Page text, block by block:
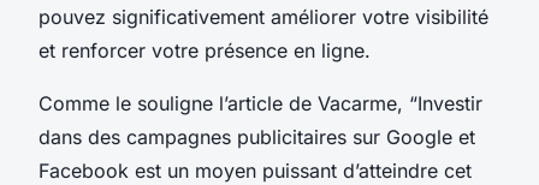
pouvez significativement améliorer votre visibilité
et renforcer votre présence en ligne.
Comme le souligne l’article de Vacarme, “Investir
dans des campagnes publicitaires sur Google et
Facebook est un moyen puissant d’atteindre cet